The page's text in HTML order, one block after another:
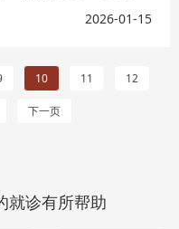
2026-01-15
10 11 12
下一页
就诊有所帮助